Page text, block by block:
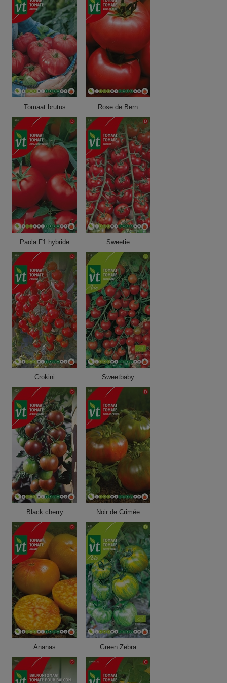
Tomaat brutus Rose de Bern
Paola F1 hybride Sweetie
Crokini Sweetbaby
Black cherry Noir de Crimée
Ananas Green Zebra